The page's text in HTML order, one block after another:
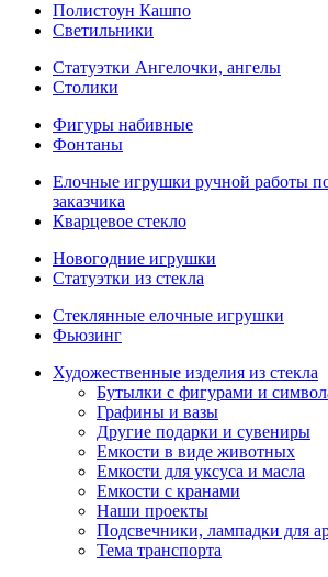
Полистоун Кашпо
Светильники
Статуэтки Ангелочки, ангелы
Столики
Фигуры набивные
Фонтаны
Елочные игрушки ручной работы
заказчика
Кварцевое стекло
Новогодние игрушки
Статуэтки из стекла
Стеклянные елочные игрушки
Фьюзинг
Художественные изделия из стекла
Бутылки с фигурами и
Графины и вазы
Другие подарки и сувениры
Емкости в виде животных
Емкости для уксуса и масла
Емкости с кранами
Наши проекты
Подсвечники, лампадки для
Тема транспорта